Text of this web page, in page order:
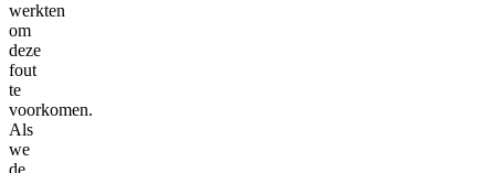
werkten
om
deze
fout
te
voorkomen.
Als
we
de